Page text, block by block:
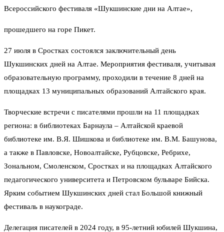
Всероссийского фестиваля «Шукшинские дни на Алтае»,
прошедшего на горе Пикет.
27 июля в Сростках состоялся заключительный день
Шукшинских дней на Алтае. Мероприятия фестиваля, учитывая
образовательную программу, проходили в течение 8 дней на
площадках 13 муниципальных образований Алтайского края.
Творческие встречи с писателями прошли на 11 площадках
региона: в библиотеках Барнаула – Алтайской краевой
библиотеке им. В.Я. Шишкова и библиотеке им. В.М. Башунова,
а также в Павловске, Новоалтайске, Рубцовске, Ребрихе,
Зональном, Смоленском, Сростках и на площадках Алтайского
педагогического университета и Петровском бульваре Бийска.
Ярким событием Шукшинских дней стал Большой книжный
фестиваль в наукограде.
Делегация писателей в 2024 году, в 95-летний юбилей Шукшина,